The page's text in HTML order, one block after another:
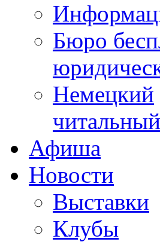
Бюро
Немецкий
Афиша
Новости
Выставки
Клубы